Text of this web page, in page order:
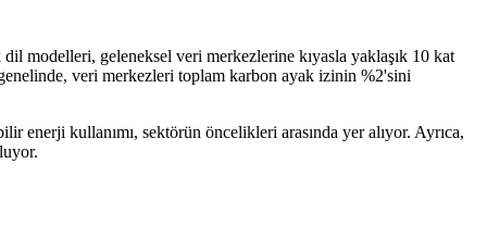
modelleri, geleneksel veri merkezlerine kıyasla yaklaşık 10 kat
veri merkezleri toplam karbon ayak izinin %2'sini
kullanımı, sektörün öncelikleri arasında yer alıyor. Ayrıca,